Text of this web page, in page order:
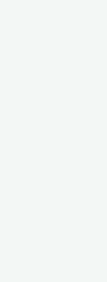
große
– verbunden
des